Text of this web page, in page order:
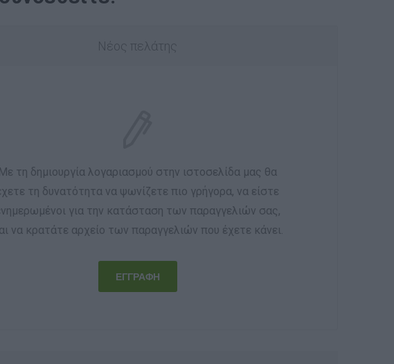
Νέος πελάτης
Με τη δημιουργία λογαριασμού στην ιστοσελίδα μας θα
τη δυνατότητα να ψωνίζετε πιο γρήγορα, να είστε
για την κατάσταση των παραγγελιών σας,
να κρατάτε αρχείο των παραγγελιών που έχετε κάνει.